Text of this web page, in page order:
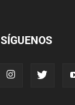
SÍGUENOS